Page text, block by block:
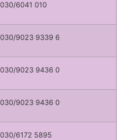
030/6041 010
030/9023 9339 6
030/9023 9436 0
030/9023 9436 0
030/6172 5895